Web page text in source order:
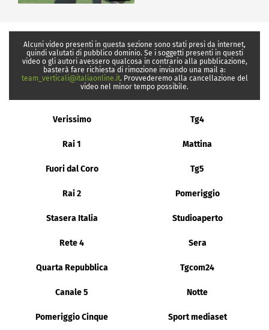
Alcuni video presenti in questa sezione sono stati presi da internet,
quindi valutati di pubblico dominio. Se i soggetti presenti in questi
video o gli autori avessero qualcosa in contrario alla pubblicazione,
basterà fare richiesta di rimozione inviando una mail a:
team_verticali@italiaonline.it. Provvederemo alla cancellazione del
video nel minor tempo possibile.
Verissimo Tg4
Rai 1 Mattina
Fuori dal Coro Tg5
Rai 2 Pomeriggio
Stasera Italia Studioaperto
Rete 4 Sera
Quarta Repubblica Tgcom24
Canale 5 Notte
Pomeriggio Cinque Sport mediaset